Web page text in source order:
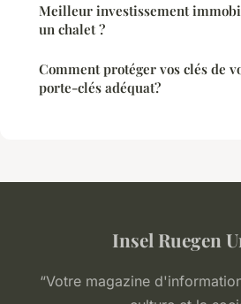
Meilleur investissement
un chalet ?
Comment protéger vos clés de
porte-clés adéquat?
Insel Ruegen
“Votre magazine